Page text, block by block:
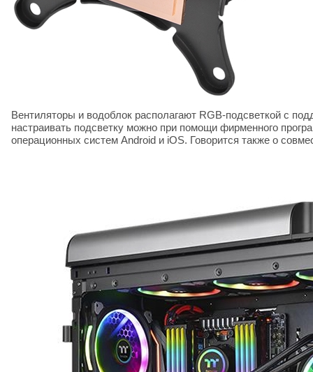
Вентиляторы и водоблок располагают RGB-подсветкой с
настраивать подсветку можно при помощи фирменного
операционных систем Android и iOS. Говорится также о